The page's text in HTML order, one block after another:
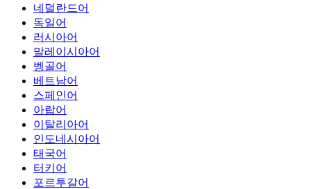
네덜란드어
독일어
러시아어
말레이시아어
벵골어
베트남어
스페인어
아랍어
이탈리아어
인도네시아어
태국어
터키어
포르투갈어